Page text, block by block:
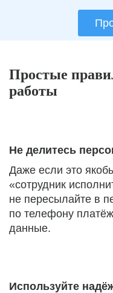
Простые
работы
Не делитесь
Даже если это
«сотрудник
не пересылайте в
по телефону
данные.
Используйте